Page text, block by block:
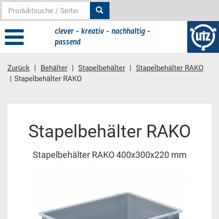
clever - kreativ - nachhaltig -
passend
Zurück Behälter Stapelbehälter
Stapelbehälter RAKO
Stapelbehälter RAKO
Stapelbehälter RAKO
Stapelbehälter RAKO 400x300x220 mm